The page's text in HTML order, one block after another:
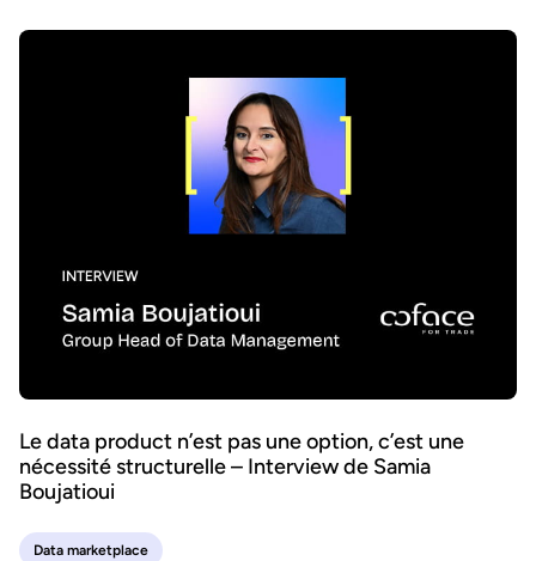
Le data product n’est pas une option, c’est une
nécessité structurelle – Interview de Samia
Boujatioui
Data marketplace